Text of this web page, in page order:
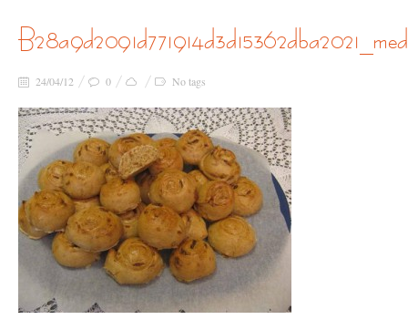
24/04/12 0 No tags